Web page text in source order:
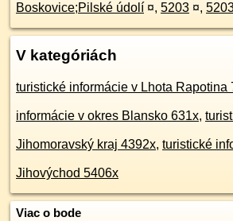
Boskovice;Pilské údolí ¤, 5203 ¤,
V kategóriách
turistické informácie v Lhota Rapotina
informácie v okres Blansko 631x,
Jihomoravský kraj 4392x, turistické
Jihovýchod 5406x
Viac o bode